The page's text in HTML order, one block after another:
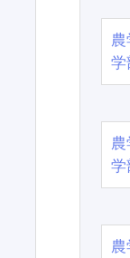
学
学